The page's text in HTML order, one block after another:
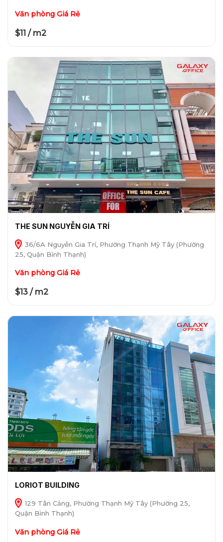
Văn phòng Giá Rẻ
$11 / m2
THE SUN NGUYỄN GIA TRÍ
36/6A Nguyễn Gia Trí, Phường Thạnh Mỹ Tây (Phường
25, Quận Bình Thạnh)
Văn phòng Giá Rẻ
$13 / m2
LORIOT BUILDING
129 Tân Cảng, Phường Thạnh Mỹ Tây (Phường 25,
Quận Bình Thạnh)
Văn phòng Giá Rẻ